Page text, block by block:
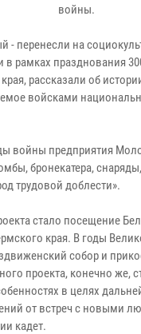
войны.
- перенесли на
рамках празднования
рассказали об
войсками
войны предприятия
бронекатера,
трудовой доблести».
стало посещение
края. В годы
собор и
проекта, конечно
в целях
от встреч с
кадет.